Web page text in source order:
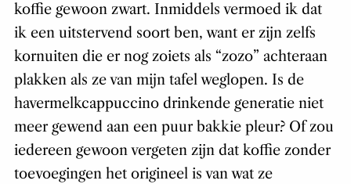
koffie gewoon zwart. Inmiddels vermoed ik dat
ik een uitstervend soort ben, want er zijn zelfs
kornuiten die er nog zoiets als “zozo” achteraan
plakken als ze van mijn tafel weglopen. Is de
havermelkcappuccino drinkende generatie niet
meer gewend aan een puur bakkie pleur? Of zou
iedereen gewoon vergeten zijn dat koffie zonder
toevoegingen het origineel is van wat ze